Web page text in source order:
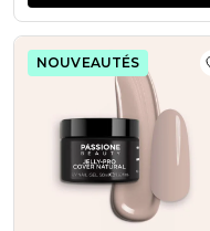
NOUVEAUTÉS